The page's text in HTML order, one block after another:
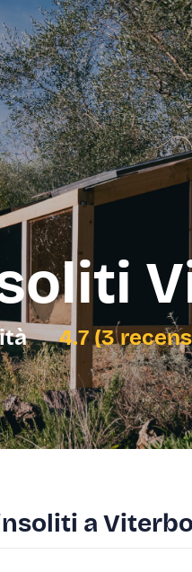
Non sai cosa
regalare?
Gift Card Freedome
Un regalo digitale che
lascia la libertà di
scegliere esperienze
outdoor in tutta Italia.
Regala una Gift Card
4.7 (3
a Viterbo